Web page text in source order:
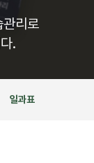
리로
.
일과표